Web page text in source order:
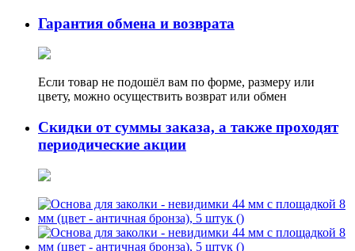
Гарантия обмена и возврата
Если товар не подошёл вам по форме, размеру или
цвету, можно осуществить возврат или обмен
Скидки от суммы заказа, а также проходят
периодические акции